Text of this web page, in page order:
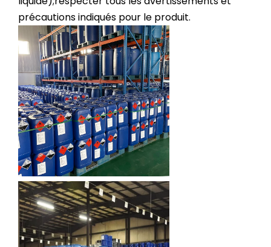
précautions indiqués pour le produit.